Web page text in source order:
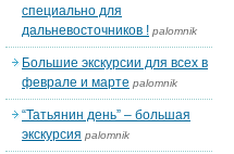
специально для
дальневосточников ! palomnik
Большие экскурсии для всех в
феврале и марте palomnik
“Татьянин день” – большая
экскурсия palomnik